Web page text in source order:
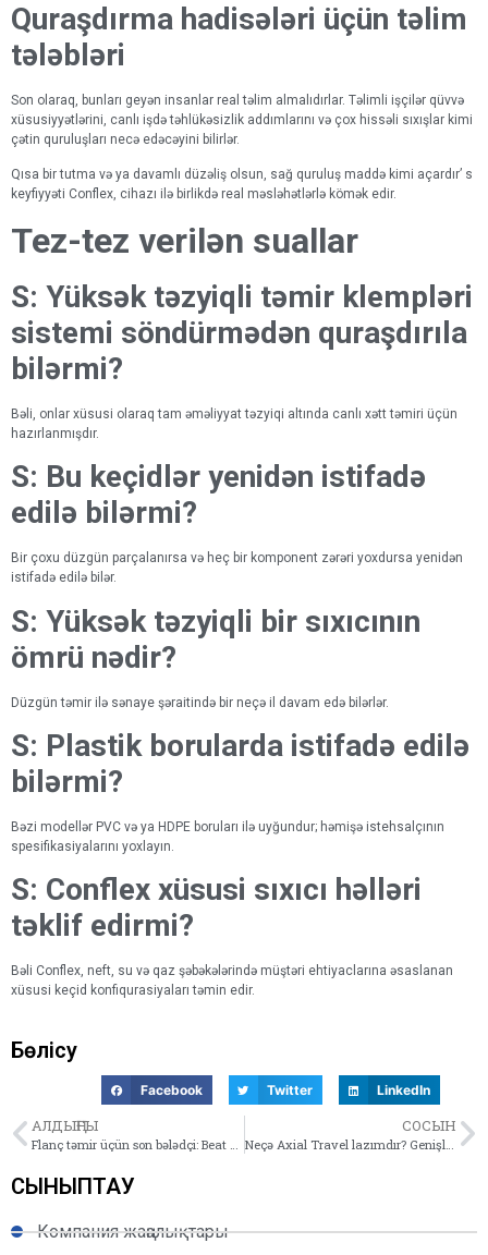
Quraşdırma hadisələri üçün təlim
tələbləri
Son olaraq, bunları geyən insanlar real təlim almalıdırlar. Təlimli işçilər qüvvə
xüsusiyyətlərini, canlı işdə təhlükəsizlik addımlarını və çox hissəli sıxışlar kimi
çətin quruluşları necə edəcəyini bilirlər.
Qısa bir tutma və ya davamlı düzəliş olsun, sağ quruluş maddə kimi açardır’ s
keyfiyyəti Conflex, cihazı ilə birlikdə real məsləhətlərlə kömək edir.
Tez-tez verilən suallar
S: Yüksək təzyiqli təmir klempləri
sistemi söndürmədən quraşdırıla
bilərmi?
Bəli, onlar xüsusi olaraq tam əməliyyat təzyiqi altında canlı xətt təmiri üçün
hazırlanmışdır.
S: Bu keçidlər yenidən istifadə
edilə bilərmi?
Bir çoxu düzgün parçalanırsa və heç bir komponent zərəri yoxdursa yenidən
istifadə edilə bilər.
S: Yüksək təzyiqli bir sıxıcının
ömrü nədir?
Düzgün təmir ilə sənaye şəraitində bir neçə il davam edə bilərlər.
S: Plastik borularda istifadə edilə
bilərmi?
Bəzi modellər PVC və ya HDPE boruları ilə uyğundur; həmişə istehsalçının
spesifikasiyalarını yoxlayın.
S: Conflex xüsusi sıxıcı həlləri
təklif edirmi?
Bəli Conflex, neft, su və qaz şəbəkələrində müştəri ehtiyaclarına əsaslanan
xüsusi keçid konfiqurasiyaları təmin edir.
Бөлісу
Facebook Twitter LinkedIn
АЛДЫҢҒЫ
Flanç təmir üçün son bələdçi: Beat Rust & Korroziya
СОСЫН
Neçə Axial Travel lazımdır? Genişlənmə & Kontraksiya əsasları
СЫНЫПТАУ
Компания жаңалықтары